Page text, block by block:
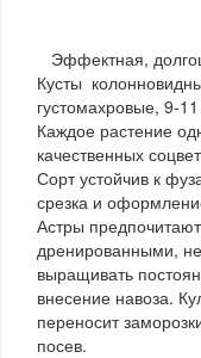
Эффектная,
Кусты
густомахровые, 9-
Каждое растение
качественных
Сорт устойчив к
срезка и
Астры
дренированными,
выращивать
внесение навоза.
переносит
посев.